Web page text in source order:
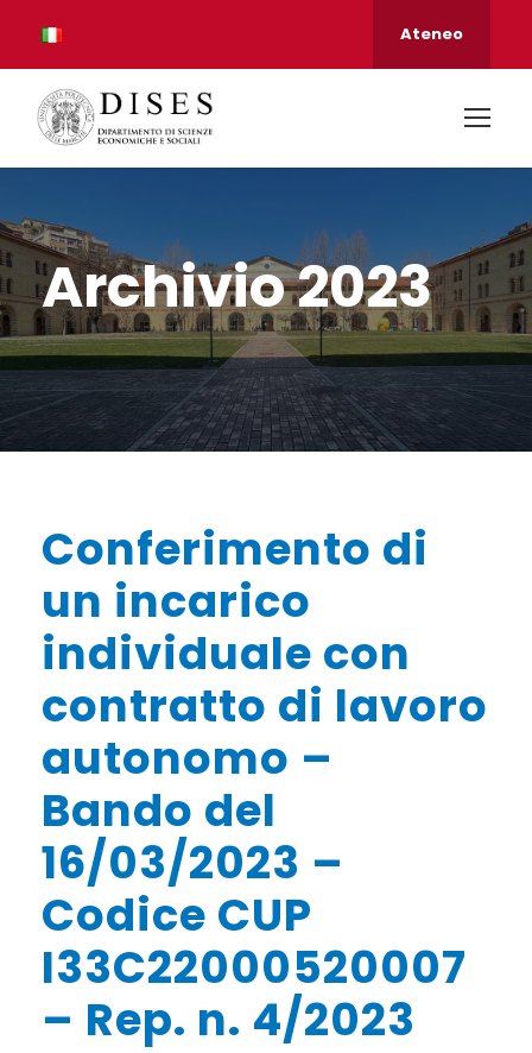
Ateneo
Archivio 2023
Conferimento di
un incarico
individuale con
contratto di lavoro
autonomo –
Bando del
16/03/2023 –
Codice CUP
I33C22000520007
– Rep. n. 4/2023